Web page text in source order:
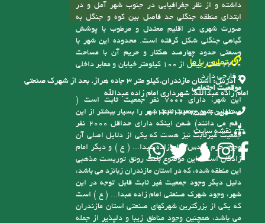
داشته و از نظر جغرافیایی در جنوب شهر آمل و در
ابتدای منطقه جنگلی حد فاصل بین کوه و جنگل به
صورت شهری در اقلیم معتدل و مرطوب با پوشش
گیاهی جنگلی شکل گرفته است. محدوده این شهر با
وسعتی حدود چهارصد هکتار و حریم آن با مساحت
2200 هکتار بیش از 100 کیلومتر خیابان و معابر داخلی
و خارجی دارد
موقعیت اجتماعی
این شهر، دارای 7000 نفر جمعیت ثابت است (
مسئولین شهر جمعیت ثابت شهر را بسیار بیشتر از این
رقم می دانند) ضمن اینکه دارای حداقل 2000 نفر
جمعیت غیرثابت نیز هست که یکی از دلایل اصلی آن
وجود حرم مقدس امام زاده عبدا... ( ع ) و دیگر امام
زادگان است، این موضوع باعث رونق توریست مذهبی
این منطقه شده، که در استان مازندران زبانزد می باشد،
دلیل دیگر وجود جمعیت غیر ثابت قابل توجه در این
شهر، وجود شهرک صنعتی امام زاده عبدا... ( ع ) است
که یکی از بزرگترین شهرکهای صنعتی استان مازندران
می باشد، همچنین وجود مناطق زیبا و دلپذیر از جمله
تماس با ما
آدرس:
استان مازندران.کیلو متر ۳ جاده هراز. بعد از شهرک صنعتی
امام زاده عبدالله. شهرداری امام زاده عبدالله
تلفن: 6-01143123755
نقشه سایت